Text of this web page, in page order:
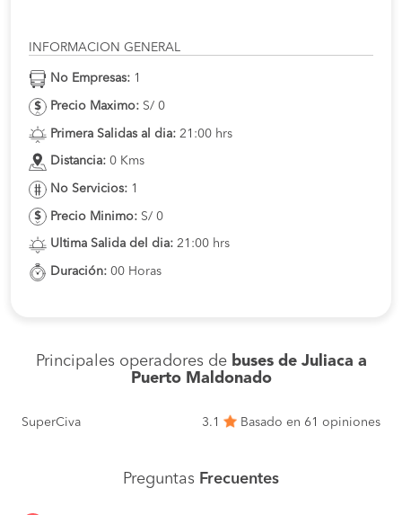
INFORMACION GENERAL
No Empresas: 1
Precio Maximo: S/ 0
Primera Salidas al dia: 21:00 hrs
Distancia: 0 Kms
No Servicios: 1
Precio Minimo: S/ 0
Ultima Salida del dia: 21:00 hrs
Duración: 00 Horas
Principales operadores de buses de Juliaca a
Puerto Maldonado
SuperCiva 3.1 Basado en 61 opiniones
Preguntas Frecuentes